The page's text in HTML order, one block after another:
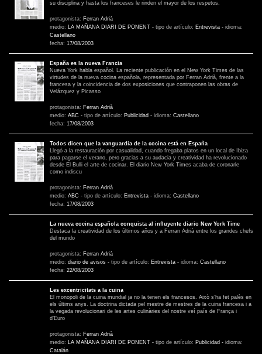
su disciplina y hasta los franceses le rinden el mayor de los respetos.
protagonista: Ferran Adrià
medio: LA MAÑANA DIARI DE PONENT - tipo de artículo: Entrevista - idioma:
Castellano
fecha: 17/08/2003
España es la nueva Francia
Nueva York habla español. La reciente publicación en el New York Times de las
virtudes de la nueva cocina española, representada por Ferran Adrià, frente a la
francesa y la coincidencia de dos exposiciones que contraponen las obras de
Velázquez y Picasso
protagonista: Ferran Adrià
medio: ABC - tipo de artículo: Publicidad - idioma: Castellano
fecha: 17/08/2003
Todos dicen que la vanguardia de la cocina está en España
Llegó a la restauración por casualidad, cuando fregaba platos en un local de Ibiza
para pagarse el verano, pero gracias a su audacia y creatividad ha revolucionado
desde El Bulli el arte de cocinar. El diario New York Times acaba de coronarle
como indiscu
protagonista: Ferran Adrià
medio: ABC - tipo de artículo: Entrevista - idioma: Castellano
fecha: 17/08/2003
La nueva cocina española conquista al influyente diario New York Time
Destaca la creatividad de los últimos años y a Ferran Adrià entre los grandes chefs
del mundo
protagonista: Ferran Adrià
medio: diario de avisos - tipo de artículo: Entrevista - idioma: Castellano
fecha: 22/08/2003
Les excentricitats a la cuina
El monopoli de la cuina mundial ja no la tenen els francesos. Això s’ha fet palès en
els últims anys. La doctrina dictada pel mestre de mestres de la cuina francesa i a
la vegada revolucionari de les artes culinàries del nostre veí país de França i
d’Euro
protagonista: Ferran Adrià
medio: LA MAÑANA DIARI DE PONENT - tipo de artículo: Publicidad - idioma:
Catalán